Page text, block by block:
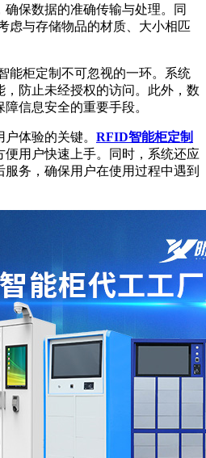
保数据的准确传输与处理。同
虑与存储物品的材质、大小相匹
柜定制不可忽视的一环。系统
防止未经授权的访问。此外，数
信息安全的重要手段。
体验的关键。 RFID智能柜定制
用户快速上手。同时，系统还应
务，确保用户在使用过程中遇到